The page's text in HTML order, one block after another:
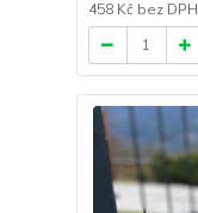
458 Kč bez DPH